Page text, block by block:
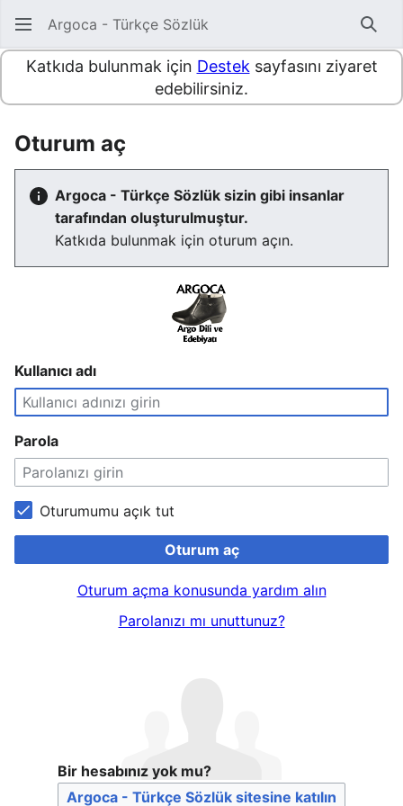
Argoca - Türkçe Sözlük Ara
Katkıda bulunmak için Destek sayfasını ziyaret
edebilirsiniz.
Oturum aç
Argoca - Türkçe Sözlük sizin gibi insanlar
tarafından oluşturulmuştur.
Katkıda bulunmak için oturum açın.
Kullanıcı adı
Parola
Oturumumu açık tut
Oturum aç
Oturum açma konusunda yardım alın
Parolanızı mı unuttunuz?
Bir hesabınız yok mu?
Argoca - Türkçe Sözlük sitesine katılın